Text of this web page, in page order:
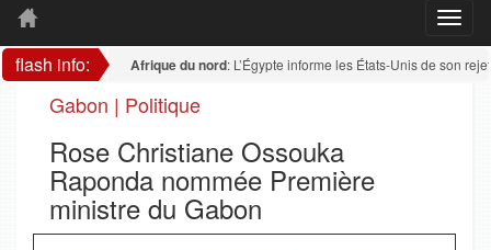
flash info: Afrique du nord: L’Égypte informe les États-Unis de son rejet de
Gabon | Politique
Rose Christiane Ossouka
Raponda nommée Première
ministre du Gabon